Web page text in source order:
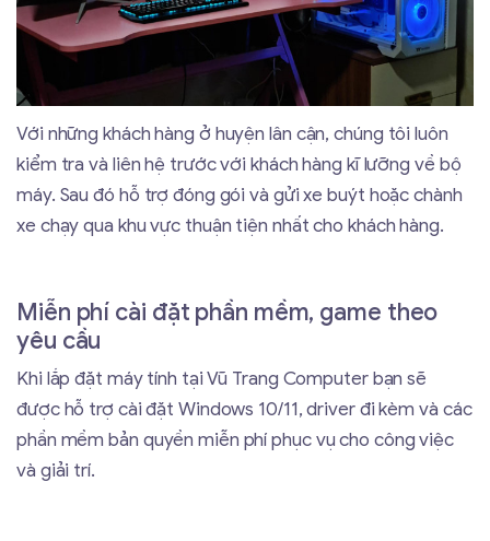
Với những khách hàng ở huyện lân cận, chúng tôi luôn
kiểm tra và liên hệ trước với khách hàng kĩ lưỡng về bộ
máy. Sau đó hỗ trợ đóng gói và gửi xe buýt hoặc chành
xe chạy qua khu vực thuận tiện nhất cho khách hàng.
Miễn phí cài đặt phần mềm, game theo
yêu cầu
Khi lắp đặt máy tính tại Vũ Trang Computer bạn sẽ
được hỗ trợ cài đặt Windows 10/11, driver đi kèm và các
phần mềm bản quyền miễn phí phục vụ cho công việc
và giải trí.